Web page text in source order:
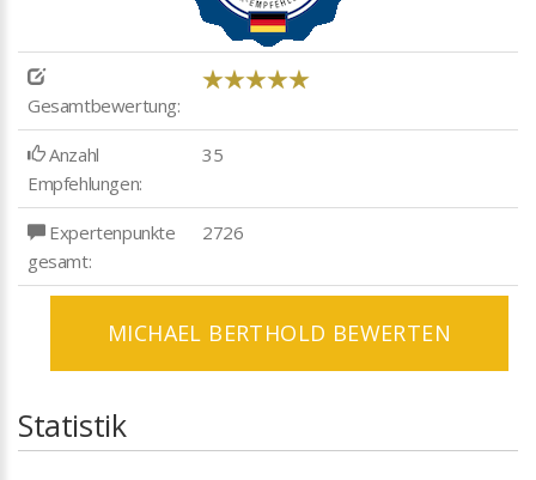
Gesamtbewertung:
Anzahl
Empfehlungen:
35
Expertenpunkte
gesamt:
2726
MICHAEL BERTHOLD BEWERTEN
Statistik